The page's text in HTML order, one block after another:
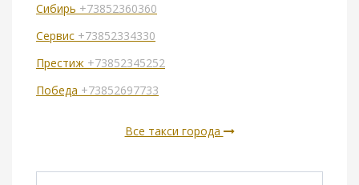
Сибирь +73852360360
Сервис +73852334330
Престиж +73852345252
Победа +73852697733
Все такси города